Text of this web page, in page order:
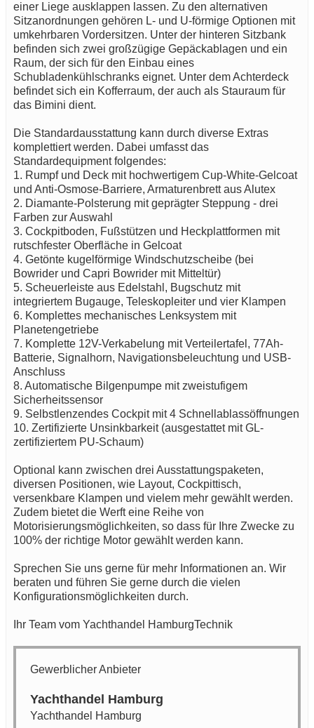
einer Liege ausklappen lassen. Zu den alternativen
Sitzanordnungen gehören L- und U-förmige Optionen mit
umkehrbaren Vordersitzen. Unter der hinteren Sitzbank
befinden sich zwei großzügige Gepäckablagen und ein
Raum, der sich für den Einbau eines
Schubladenkühlschranks eignet. Unter dem Achterdeck
befindet sich ein Kofferraum, der auch als Stauraum für
das Bimini dient.
Die Standardausstattung kann durch diverse Extras
komplettiert werden. Dabei umfasst das
Standardequipment folgendes:
1. Rumpf und Deck mit hochwertigem Cup-White-Gelcoat
und Anti-Osmose-Barriere, Armaturenbrett aus Alutex
2. Diamante-Polsterung mit geprägter Steppung - drei
Farben zur Auswahl
3. Cockpitboden, Fußstützen und Heckplattformen mit
rutschfester Oberfläche in Gelcoat
4. Getönte kugelförmige Windschutzscheibe (bei
Bowrider und Capri Bowrider mit Mitteltür)
5. Scheuerleiste aus Edelstahl, Bugschutz mit
integriertem Bugauge, Teleskopleiter und vier Klampen
6. Komplettes mechanisches Lenksystem mit
Planetengetriebe
7. Komplette 12V-Verkabelung mit Verteilertafel, 77Ah-
Batterie, Signalhorn, Navigationsbeleuchtung und USB-
Anschluss
8. Automatische Bilgenpumpe mit zweistufigem
Sicherheitssensor
9. Selbstlenzendes Cockpit mit 4 Schnellablassöffnungen
10. Zertifizierte Unsinkbarkeit (ausgestattet mit GL-
zertifiziertem PU-Schaum)
Optional kann zwischen drei Ausstattungspaketen,
diversen Positionen, wie Layout, Cockpittisch,
versenkbare Klampen und vielem mehr gewählt werden.
Zudem bietet die Werft eine Reihe von
Motorisierungsmöglichkeiten, so dass für Ihre Zwecke zu
100% der richtige Motor gewählt werden kann.
Sprechen Sie uns gerne für mehr Informationen an. Wir
beraten und führen Sie gerne durch die vielen
Konfigurationsmöglichkeiten durch.
Ihr Team vom Yachthandel HamburgTechnik
Gewerblicher Anbieter
Yachthandel Hamburg
Yachthandel Hamburg